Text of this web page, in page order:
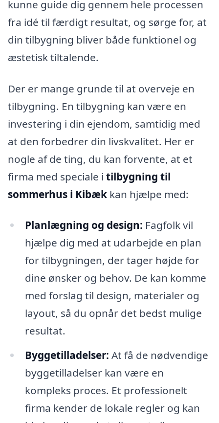
kunne guide dig gennem hele processen
fra idé til færdigt resultat, og sørge for, at
din tilbygning bliver både funktionel og
æstetisk tiltalende.
Der er mange grunde til at overveje en
tilbygning. En tilbygning kan være en
investering i din ejendom, samtidig med
at den forbedrer din livskvalitet. Her er
nogle af de ting, du kan forvente, at et
firma med speciale i tilbygning til
sommerhus i Kibæk kan hjælpe med:
Planlægning og design: Fagfolk vil
hjælpe dig med at udarbejde en plan
for tilbygningen, der tager højde for
dine ønsker og behov. De kan komme
med forslag til design, materialer og
layout, så du opnår det bedst mulige
resultat.
Byggetilladelser: At få de nødvendige
byggetilladelser kan være en
kompleks proces. Et professionelt
firma kender de lokale regler og kan